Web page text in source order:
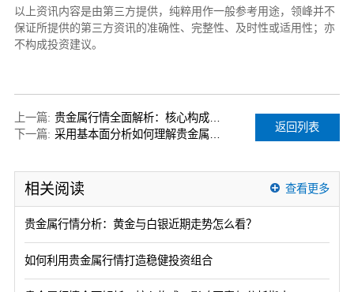
以上资讯内容是由第三方提供，纯粹用作一般参考用途，领峰并不
保证所提供的第三方资讯的准确性、完整性、及时性或适用性；亦
不构成投资建议。
上一篇:
贵金属行情全面解析：核心构成、影响因素与分析指南
下一篇:
采用基本面分析如何理解贵金属价格波动？
返回列表
相关阅读 查看更多
贵金属行情分析：黄金与白银近期走势怎么看？
如何利用贵金属行情打造稳健投资组合